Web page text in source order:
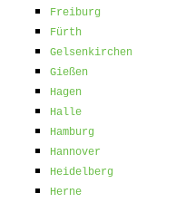
Freiburg
Fürth
Gelsenkirchen
Gießen
Hagen
Halle
Hamburg
Hannover
Heidelberg
Herne